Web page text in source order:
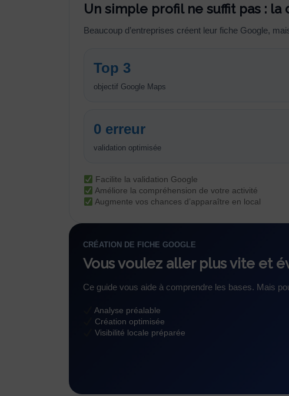
Un simple profil ne suffit pas :
Beaucoup d’entreprises créent leur fiche Google,
Top 3
objectif Google Maps
0 erreur
validation optimisée
Facilite la validation Google
Améliore la compréhension de votre activité
Augmente vos chances d’apparaître en local
CRÉATION DE FICHE GOOGLE
Vous voulez aller plus vite et
Ce guide vous aide à comprendre les bases. Mais
Analyse préalable
Création optimisée
Visibilité locale préparée